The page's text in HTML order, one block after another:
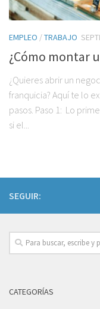
EMPLEO /TRABAJO
¿Cómo montar
¿Quieres abrir un
franquicia? Aquí te lo
pasos. Paso 1: Lo
si el...
SEGUIR:
CATEGORÍAS